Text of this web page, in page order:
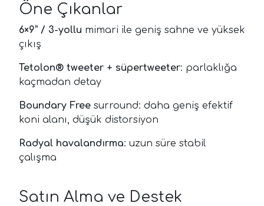
Öne Çıkanlar
6×9” / 3-yollu mimari ile geniş sahne ve yüksek
çıkış
Tetolon® tweeter + süpertweeter: parlaklığa
kaçmadan detay
Boundary Free surround: daha geniş efektif
koni alanı, düşük distorsiyon
Radyal havalandırma: uzun süre stabil
çalışma
Satın Alma ve Destek